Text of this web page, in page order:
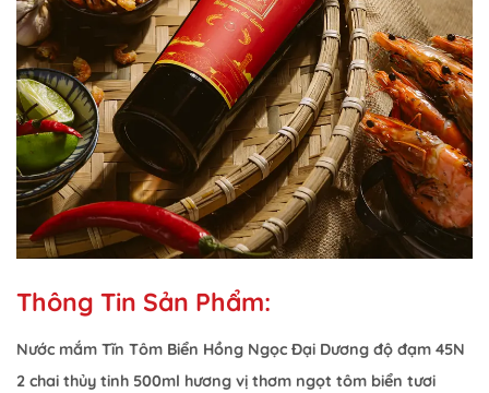
Thông Tin Sản Phẩm:
Nước mắm Tĩn Tôm Biển Hồng Ngọc Đại Dương độ đạm 45N
2 chai thủy tinh 500ml hương vị thơm ngọt tôm biển tươi